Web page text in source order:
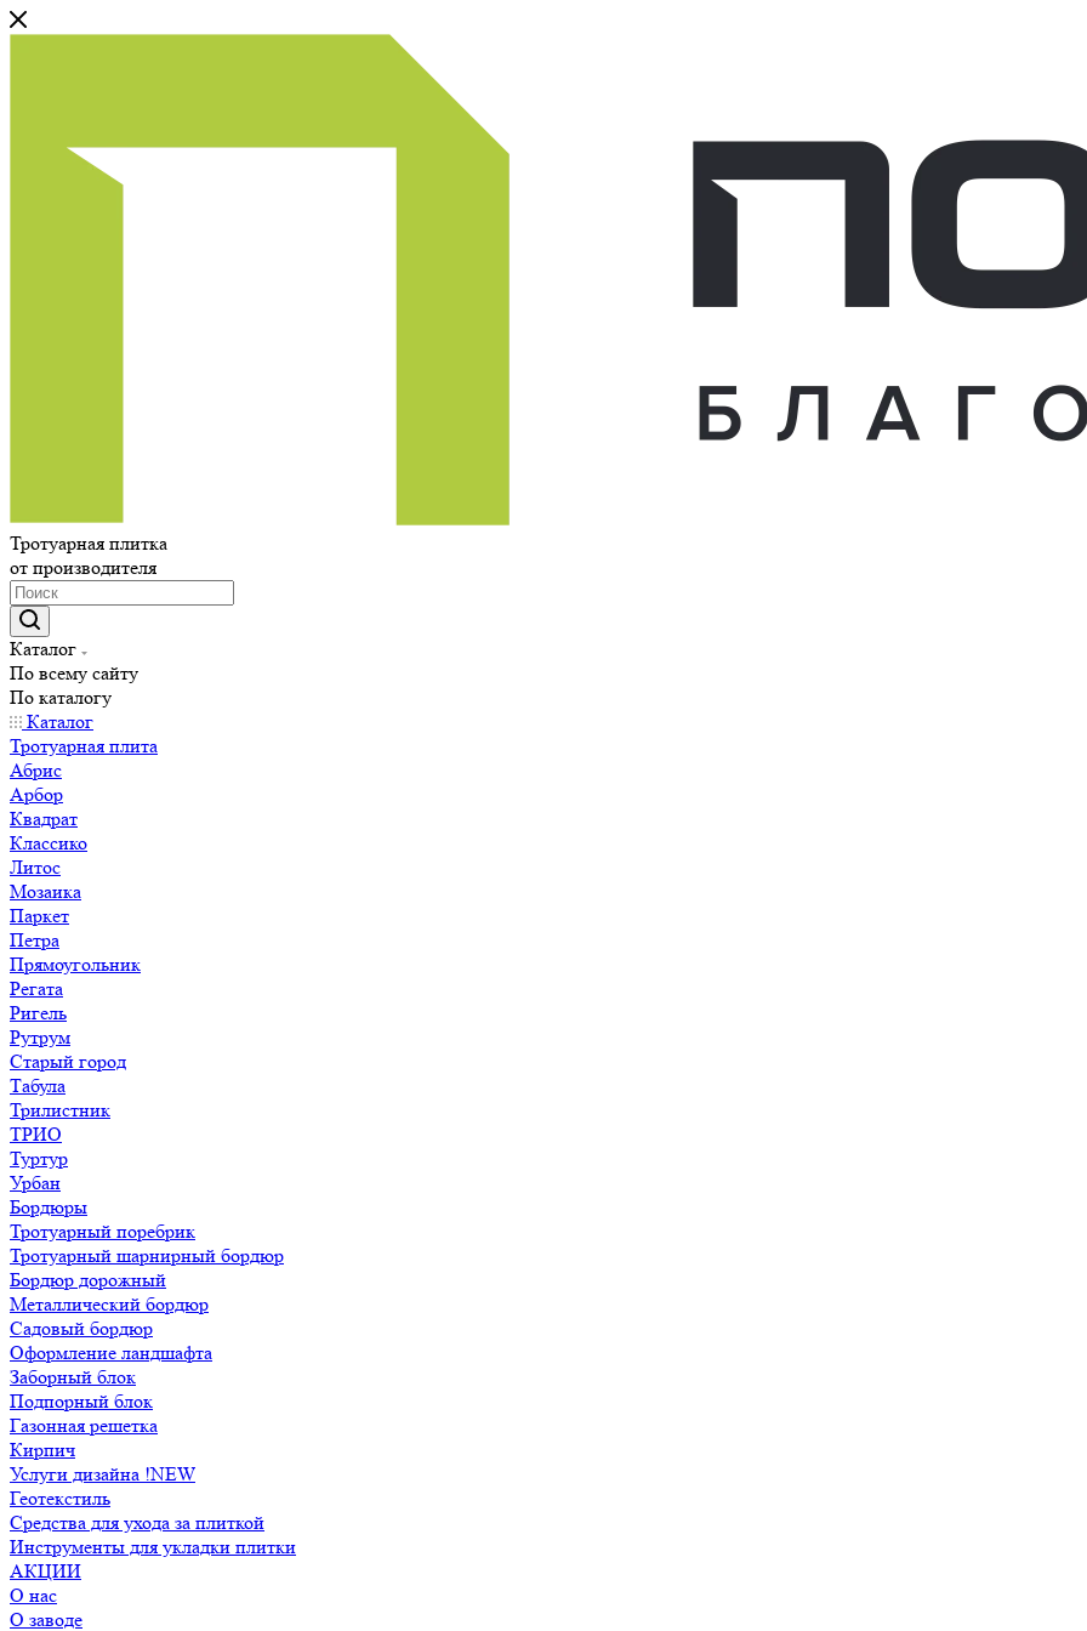
Тротуарная плитка
от производителя
Каталог
По всему сайту
По каталогу
Каталог
Тротуарная плита
Абрис
Арбор
Квадрат
Классико
Литос
Мозаика
Паркет
Петра
Прямоугольник
Регата
Ригель
Рутрум
Старый город
Табула
Трилистник
ТРИО
Туртур
Урбан
Бордюры
Тротуарный поребрик
Тротуарный шарнирный бордюр
Бордюр дорожный
Металлический бордюр
Садовый бордюр
Оформление ландшафта
Заборный блок
Подпорный блок
Газонная решетка
Кирпич
Услуги дизайна !NEW
Геотекстиль
Средства для ухода за плиткой
Инструменты для укладки плитки
АКЦИИ
О нас
О заводе